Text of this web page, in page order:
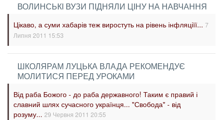
ВОЛИНСЬКІ ВУЗИ ПІДНЯЛИ ЦІНУ НА НАВЧАННЯ
Цікаво, а суми хабарів теж виростуть на рівень інфляціїї... 7
Липня 2011 15:53
ШКОЛЯРАМ ЛУЦЬКА ВЛАДА РЕКОМЕНДУЄ
МОЛИТИСЯ ПЕРЕД УРОКАМИ
Від раба Божого - до раба державного! Таким є правий і
славний шлях сучасного українця... "Свобода" - від
розуму... 29 Червня 2011 20:55